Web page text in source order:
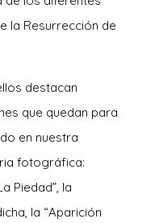
la Resurrección de
destacan
que quedan para
en nuestra
fotográfica:
Piedad”, la
la “Aparición